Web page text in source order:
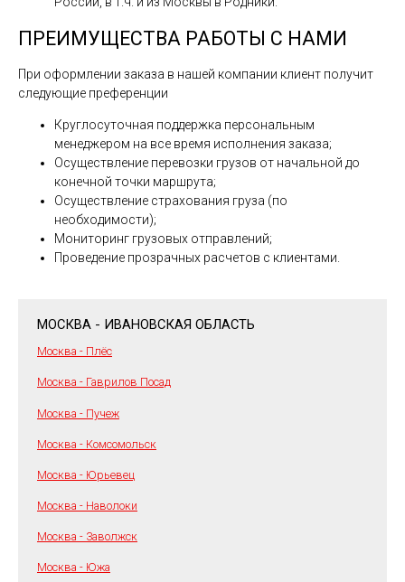
ПРЕИМУЩЕСТВА РАБОТЫ С НАМИ
При оформлении заказа в нашей компании клиент получит
следующие преференции
Круглосуточная поддержка персональным
менеджером на все время исполнения заказа;
Осуществление перевозки грузов от начальной до
конечной точки маршрута;
Осуществление страхования груза (по
необходимости);
Мониторинг грузовых отправлений;
Проведение прозрачных расчетов с клиентами.
МОСКВА - ИВАНОВСКАЯ ОБЛАСТЬ
Москва - Плёс
Москва - Гаврилов Посад
Москва - Пучеж
Москва - Комсомольск
Москва - Юрьевец
Москва - Наволоки
Москва - Заволжск
Москва - Южа